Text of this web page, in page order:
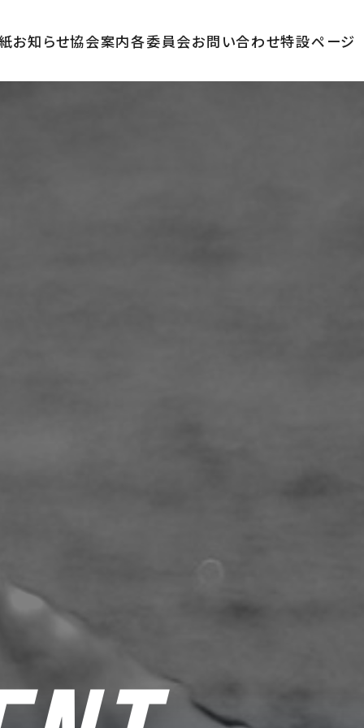
お知らせ協会案内各委員会お問い合わせ特設ページ